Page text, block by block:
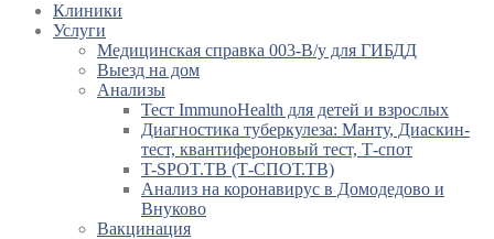
Клиники
Услуги
Медицинская справка 003-В/у для ГИБДД
Выезд на дом
Анализы
Тест ImmunoHealth для детей и взрослых
Диагностика туберкулеза: Манту, Диаскин-
тест, квантифероновый тест, Т-спот
T-SPOT.TB (Т-СПОТ.ТВ)
Анализ на коронавирус в Домодедово и
Внуково
Вакцинация